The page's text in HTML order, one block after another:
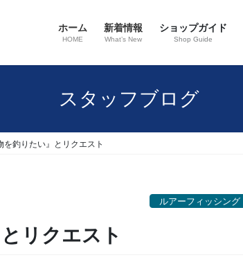
ホーム
HOME
新着情報
What’s New
ショップガイド
Shop Guide
スタッフブログ
を釣りたい』とリクエスト
ルアーフィッシング
リクエスト